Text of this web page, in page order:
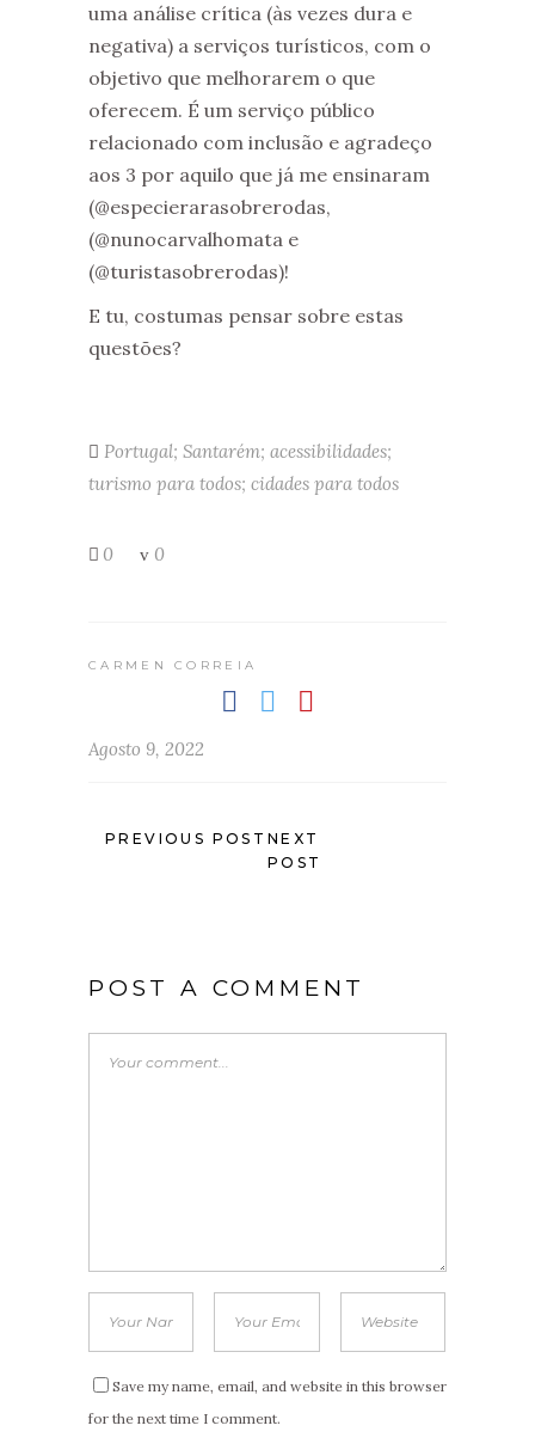
uma análise crítica (às vezes dura e
negativa) a serviços turísticos, com o
objetivo que melhorarem o que
oferecem. É um serviço público
relacionado com inclusão e agradeço
aos 3 por aquilo que já me ensinaram
(@especierarasobrerodas,
(@nunocarvalhomata e
(@turistasobrerodas)!
E tu, costumas pensar sobre estas
questões?
Portugal; Santarém; acessibilidades;
turismo para todos; cidades para todos
0 0
CARMEN CORREIA
Agosto 9, 2022
PREVIOUS POST NEXT
POST
POST A COMMENT
Save my name, email, and website in this browser
for the next time I comment.